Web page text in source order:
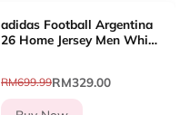
adidas Football Argentina
26 Home Jersey Men White
RM699.99RM329.00